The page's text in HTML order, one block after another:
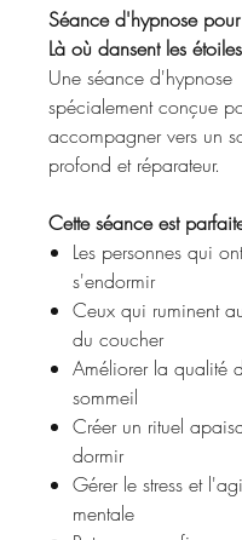
Séance d'hypnose
Là où dansent les étoiles
Une séance d'hypnose
spécialement conçue
accompagner vers un
profond et réparateur.
Cette séance est
Les personnes qui
s'endormir
Ceux qui ruminent
du coucher
Améliorer la qualité
sommeil
Créer un rituel
dormir
Gérer le stress et
mentale